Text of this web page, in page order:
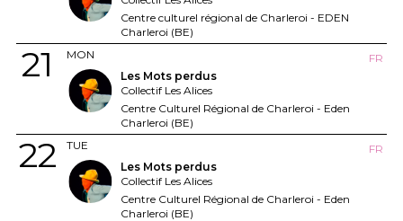
Centre culturel régional de Charleroi - EDEN
Charleroi (BE)
MON
21
FR
Les Mots perdus
Collectif Les Alices
Centre Culturel Régional de Charleroi - Eden
Charleroi (BE)
TUE
22
FR
Les Mots perdus
Collectif Les Alices
Centre Culturel Régional de Charleroi - Eden
Charleroi (BE)